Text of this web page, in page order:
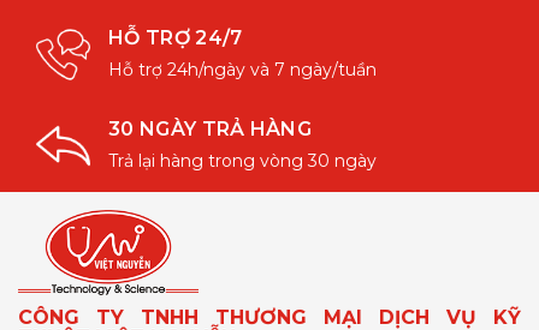
HỖ TRỢ 24/7
Hỗ trợ 24h/ngày và 7 ngày/tuần
30 NGÀY TRẢ HÀNG
Trả lại hàng trong vòng 30 ngày
CÔNG TY TNHH THƯƠNG MẠI DỊCH VỤ KỸ